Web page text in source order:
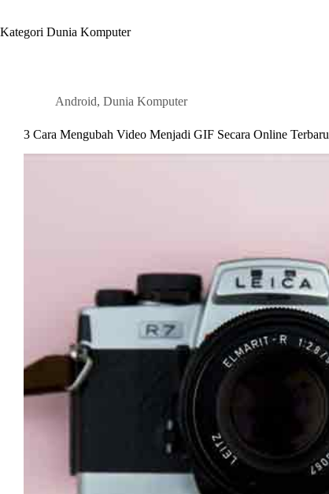
Kategori Dunia Komputer
Android, Dunia Komputer
3 Cara Mengubah Video Menjadi GIF Secara Online Terbaru